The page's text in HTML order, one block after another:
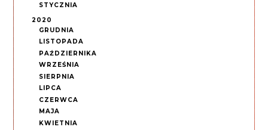
STYCZNIA
2020
GRUDNIA
LISTOPADA
PAŹDZIERNIKA
WRZEŚNIA
SIERPNIA
LIPCA
CZERWCA
MAJA
KWIETNIA